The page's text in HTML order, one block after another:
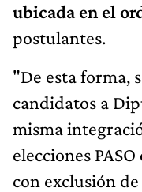
ubicada en el
postulantes.
"De esta forma,
candidatos a
misma
elecciones
con exclusión